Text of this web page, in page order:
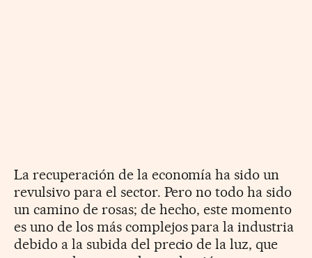
La recuperación de la economía ha sido un
revulsivo para el sector. Pero no todo ha sido
un camino de rosas; de hecho, este momento
es uno de los más complejos para la industria
debido a la subida del precio de la luz, que